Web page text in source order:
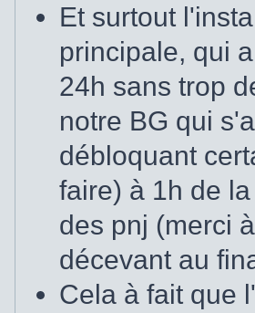
Et surtout
principale, qui
24h sans trop
notre BG qui
débloquant
faire) à 1h de
des pnj (merci
décevant au
Cela à fait que